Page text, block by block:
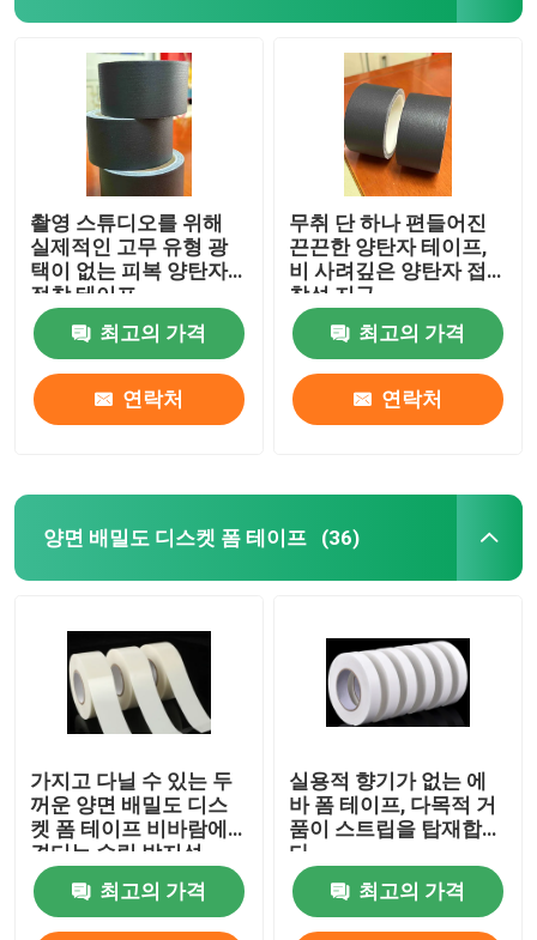
촬영 스튜디오를 위해
실제적인 고무 유형 광
택이 없는 피복 양탄자
접착 테이프
최고의 가격
연락처
무취 단 하나 편들어진
끈끈한 양탄자 테이프,
비 사려깊은 양탄자 접
착성 지구
최고의 가격
연락처
양면 배밀도 디스켓 폼 테이프 (36)
가지고 다닐 수 있는 두
꺼운 양면 배밀도 디스
켓 폼 테이프 비바람에
견디는 슬립 방지성
최고의 가격
실용적 향기가 없는 에
바 폼 테이프, 다목적 거
품이 스트립을 탑재합니
다
최고의 가격